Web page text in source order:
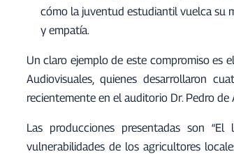
cómo la juventud estudiantil vuelca su
y empatía.
Un claro ejemplo de este compromiso es
Audiovisuales, quienes desarrollaron
recientemente en el auditorio Dr. Pedro de
Las producciones presentadas son
vulnerabilidades de los agricultores